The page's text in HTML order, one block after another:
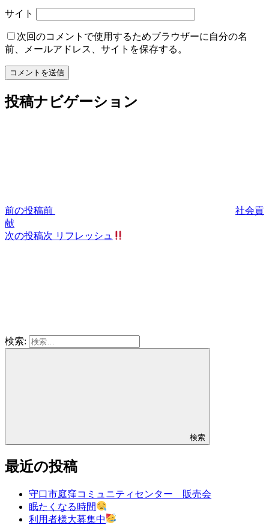
サイト
次回のコメントで使用するためブラウザーに自分の名
前、メールアドレス、サイトを保存する。
投稿ナビゲーション
前の投稿前
社会貢
献
次の投稿次 リフレッシュ
検索:
検索
最近の投稿
守口市庭窪コミュニティセンター 販売会
眠たくなる時間
利用者様大募集中